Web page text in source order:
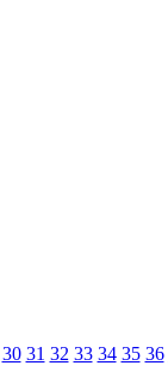
30 31 32 33 34 35 36